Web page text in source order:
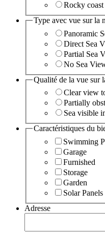
Rocky coast
Type avec vue sur la
Panoramic
Direct Sea
Partial Sea
No Sea
Qualité de la vue sur
Clear view
Partially
Sea visible
Caractéristiques du
Swimming
Garage
Furnished
Storage
Garden
Solar
Adresse